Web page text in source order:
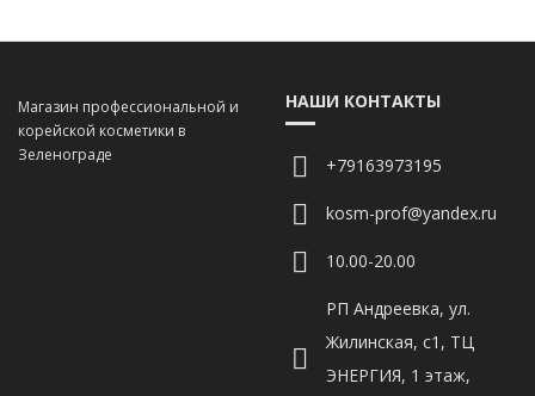
Магазин профессиональной и
корейской косметики в
Зеленограде
НАШИ КОНТАКТЫ
+79163973195
kosm-prof@yandex.ru
10.00-20.00
РП Андреевка, ул.
Жилинская, с1, ТЦ
ЭНЕРГИЯ, 1 этаж,